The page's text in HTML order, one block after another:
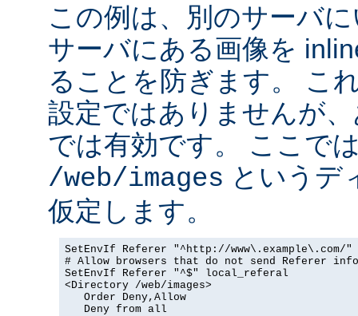
この例は、別のサーバ
サーバにある画像を
ることを防ぎます。 こ
設定ではありませんが
では有効です。 ここで
/web/images というデ
仮定します。
SetEnvIf Referer "^http://
# Allow browsers that do not send Referer info
SetEnvIf Referer "^$" local_referal
<Directory /web/images>
   Order Deny,Allow
   Deny from all